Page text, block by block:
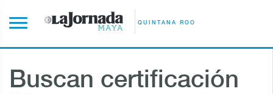
QUINTANA ROO
Buscan certificación